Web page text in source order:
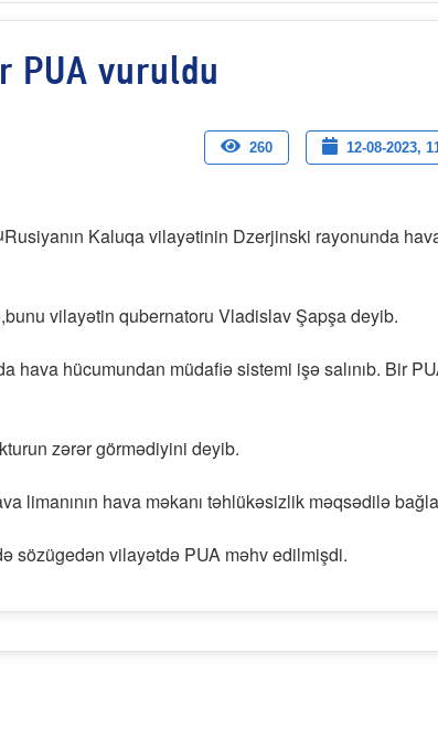
PUA vuruldu
260 12-08-2023,
Rusiyanın Kaluqa vilayətinin Dzerjinski rayonunda
vilayətin qubernatoru Vladislav Şapşa deyib.
hava hücumundan müdafiə sistemi işə salınıb. Bir
zərər görmədiyini deyib.
limanının hava məkanı təhlükəsizlik məqsədilə
sözügedən vilayətdə PUA məhv edilmişdi.